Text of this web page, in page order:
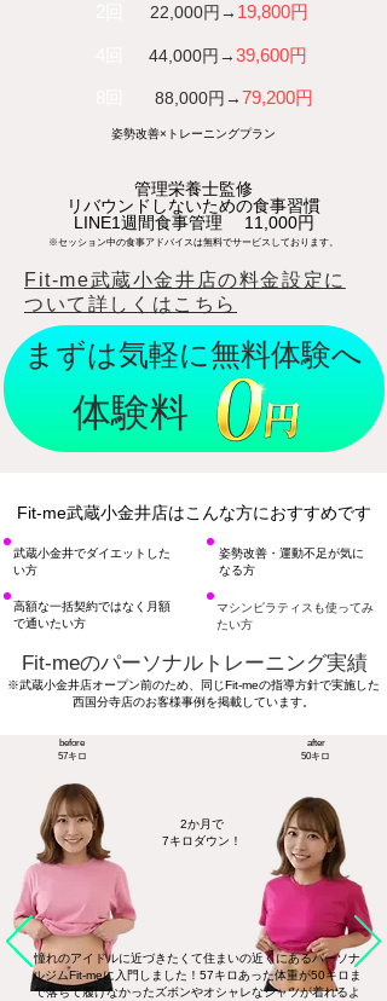
22,000円→ 19,800円​
​44,000円→39,600円
​88,000円→79,200円
姿勢改善×トレーニングプラン
管理栄養士監修
​リバウンドしないための食事習慣
LINE1週間食事管理 11,000円
※セッション中の食事アドバイスは無料でサービスしております。
Fit-me武蔵小金井店の​料金設定に
ついて詳しくはこちら
​まずは気軽に無料体験へ
​体験料
Fit-me武蔵小金井店はこんな方におすすめです
​武蔵小金井でダイエットした
い方
高額な一括契約ではなく月額
で通いたい方
​姿勢改善・運動不足が気に
なる方
マシンピラティスも使ってみ
たい方
Fit-meのパーソナルトレーニング実績
​※武蔵小金井店オープン前のため、同じFit-meの指導方針で実施した
西国分寺店のお客様事例を掲載しています。
​before
57​キロ
​after
50キロ
​2か月で
7キロダウン！
憧れのアイドルに近づきたくて住まいの近くにあるパーソナ
ルジムFit-meに入門しました！57キロあった体重が50キロま
で落ちて履けなかったズボンやオシャレなシャツが着れるよ